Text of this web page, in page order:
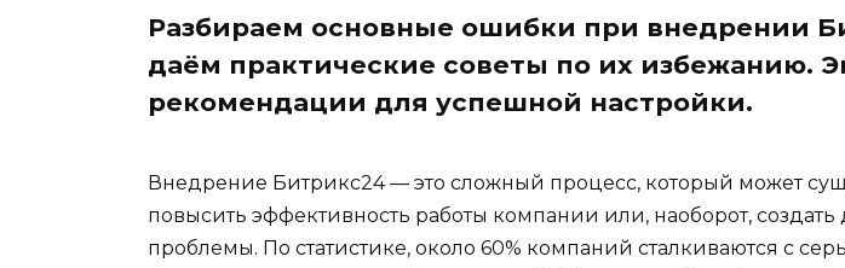
Разбираем основные ошибки при внедрении
даём практические советы по их избежанию.
рекомендации для успешной настройки.
Внедрение Битрикс24 — это сложный процесс, который может
повысить эффективность работы компании или, наоборот,
проблемы. По статистике, около 60% компаний сталкиваются с